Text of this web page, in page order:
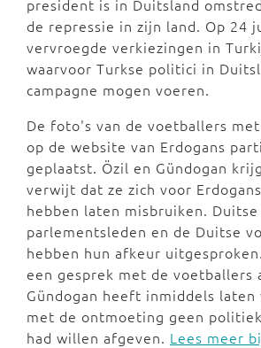
president is in Duitsland
de repressie in zijn land. Op 24
vervroegde verkiezingen in
waarvoor Turkse politici in
campagne mogen voeren.
De foto's van de voetballers
op de website van Erdogans
geplaatst. Özil en Gündogan
verwijt dat ze zich voor
hebben laten misbruiken. Duitse
parlementsleden en de Duitse
hebben hun afkeur
een gesprek met de voetballers
Gündogan heeft inmiddels
met de ontmoeting geen
had willen afgeven. Lees meer